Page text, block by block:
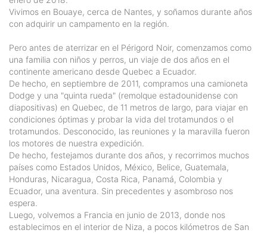
Vivimos en Bouaye, cerca de Nantes, y soñamos durante años
con adquirir un campamento en la región.
Pero antes de aterrizar en el Périgord Noir, comenzamos como
una familia con niños y perros, un viaje de dos años en el
continente americano desde Quebec a Ecuador.
De hecho, en septiembre de 2011, compramos una camioneta
Dodge y una "quinta rueda" (remolque estadounidense con
diapositivas) en Quebec, de 11 metros de largo, para viajar en
condiciones óptimas y probar la vida del trotamundos o el
trotamundos. Desconocido, las reuniones y la maravilla fueron
los motores de nuestra expedición.
De hecho, festejamos durante dos años, y recorrimos muchos
países como Estados Unidos, México, Belice, Guatemala,
Honduras, Nicaragua, Costa Rica, Panamá, Colombia y
Ecuador, una aventura. Sin precedentes y asombroso nos
espera.
Luego, volvemos a Francia en junio de 2013, donde nos
establecimos en el interior de Niza, a pocos kilómetros de San